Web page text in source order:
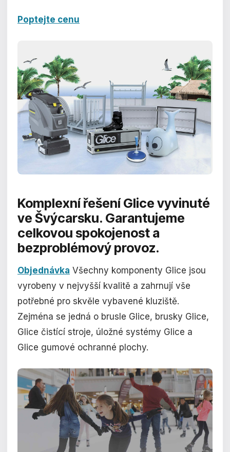
Poptejte cenu
Komplexní řešení Glice vyvinuté
ve Švýcarsku. Garantujeme
celkovou spokojenost a
bezproblémový provoz.
Objednávka Všechny komponenty Glice jsou
vyrobeny v nejvyšší kvalitě a zahrnují vše
potřebné pro skvěle vybavené kluziště.
Zejména se jedná o brusle Glice, brusky Glice,
Glice čistící stroje, úložné systémy Glice a
Glice gumové ochranné plochy.